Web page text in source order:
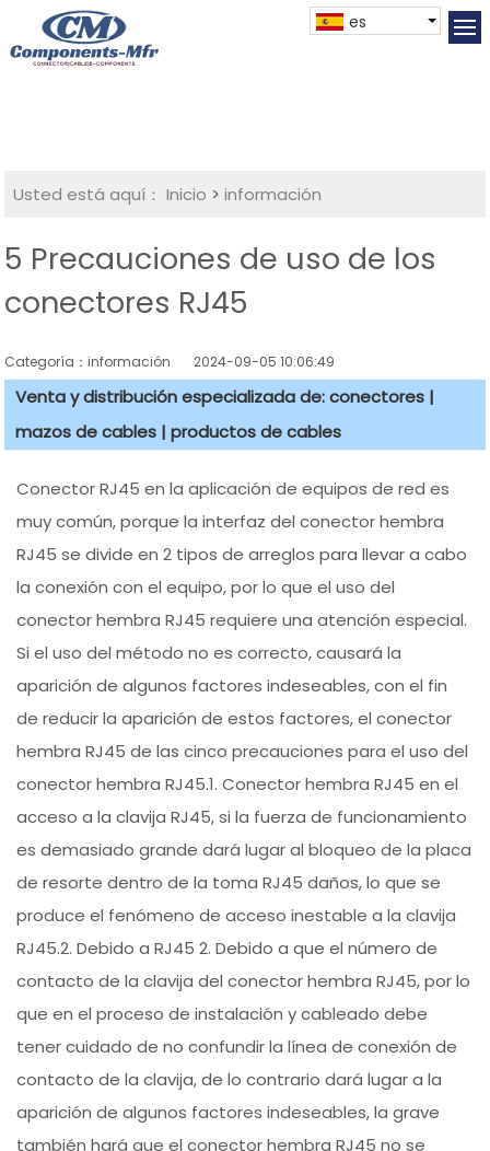
es
Usted está aquí： Inicio >información
5 Precauciones de uso de los
conectores RJ45
Categoría：información 2024-09-05 10:06:49
Venta y distribución especializada de: conectores |
mazos de cables | productos de cables
Conector RJ45 en la aplicación de equipos de red es
muy común, porque la interfaz del conector hembra
RJ45 se divide en 2 tipos de arreglos para llevar a cabo
la conexión con el equipo, por lo que el uso del
conector hembra RJ45 requiere una atención especial.
Si el uso del método no es correcto, causará la
aparición de algunos factores indeseables, con el fin
de reducir la aparición de estos factores, el conector
hembra RJ45 de las cinco precauciones para el uso del
conector hembra RJ45.1. Conector hembra RJ45 en el
acceso a la clavija RJ45, si la fuerza de funcionamiento
es demasiado grande dará lugar al bloqueo de la placa
de resorte dentro de la toma RJ45 daños, lo que se
produce el fenómeno de acceso inestable a la clavija
RJ45.2. Debido a RJ45 2. Debido a que el número de
contacto de la clavija del conector hembra RJ45, por lo
que en el proceso de instalación y cableado debe
tener cuidado de no confundir la línea de conexión de
contacto de la clavija, de lo contrario dará lugar a la
aparición de algunos factores indeseables, la grave
también hará que el conector hembra RJ45 no se